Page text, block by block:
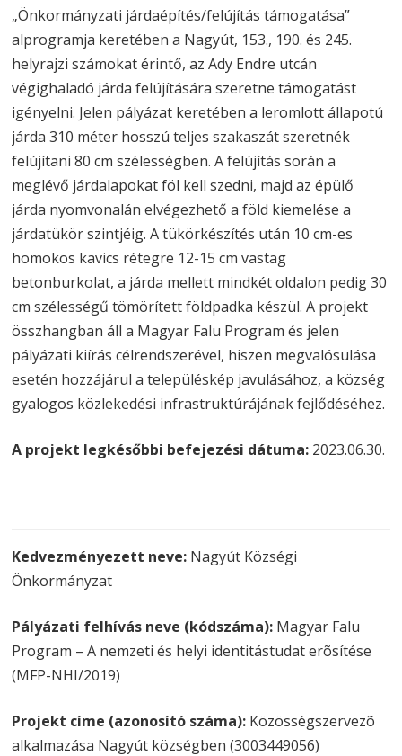
„Önkormányzati járdaépítés/felújítás támogatása”
alprogramja keretében a Nagyút, 153., 190. és 245.
helyrajzi számokat érintő, az Ady Endre utcán
végighaladó járda felújítására szeretne támogatást
igényelni. Jelen pályázat keretében a leromlott állapotú
járda 310 méter hosszú teljes szakaszát szeretnék
felújítani 80 cm szélességben. A felújítás során a
meglévő járdalapokat föl kell szedni, majd az épülő
járda nyomvonalán elvégezhető a föld kiemelése a
járdatükör szintjéig. A tükörkészítés után 10 cm-es
homokos kavics rétegre 12-15 cm vastag
betonburkolat, a járda mellett mindkét oldalon pedig 30
cm szélességű tömörített földpadka készül. A projekt
összhangban áll a Magyar Falu Program és jelen
pályázati kiírás célrendszerével, hiszen megvalósulása
esetén hozzájárul a településkép javulásához, a község
gyalogos közlekedési infrastruktúrájának fejlődéséhez.
A projekt legkésőbbi befejezési dátuma: 2023.06.30.
Kedvezményezett neve: Nagyút Községi
Önkormányzat
Pályázati felhívás neve (kódszáma): Magyar Falu
Program – A nemzeti és helyi identitástudat erõsítése
(MFP-NHI/2019)
Projekt címe (azonosító száma): Közösségszervezõ
alkalmazása Nagyút községben (3003449056)